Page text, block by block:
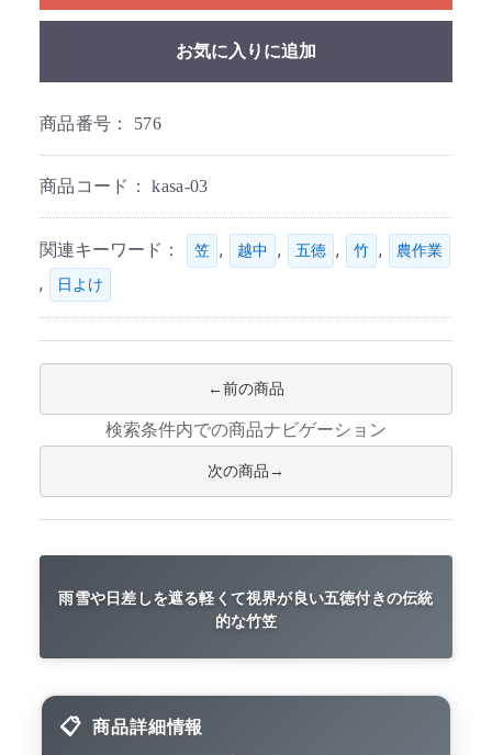
お気に入りに追加
商品番号： 576
商品コード：kasa-03
関連キーワード： 笠 , 越中 , 五徳 , 竹 , 農作業
, 日よけ
前の商品
検索条件内での商品ナビゲーション
次の商品
雨雪や日差しを遮る軽くて視界が良い五徳付きの伝統
的な竹笠
商品詳細情報